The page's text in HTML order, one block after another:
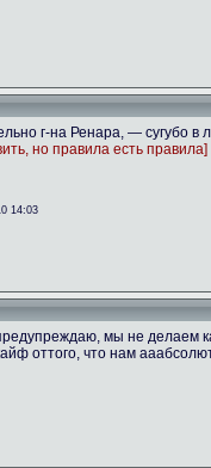
г-на Ренара, — сугубо в
но правила есть правила]
14:03
мы не делаем
оттого, что нам